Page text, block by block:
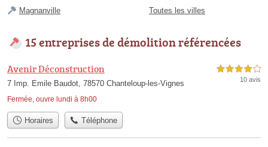
Magnanville
Toutes les villes
15 entreprises de démolition référencées
Avenir Déconstruction
7 Imp. Emile Baudot, 78570 Chanteloup-les-Vignes
Fermée, ouvre lundi à 8h00
4,0 étoiles sur 5
10 avis
Horaires Téléphone